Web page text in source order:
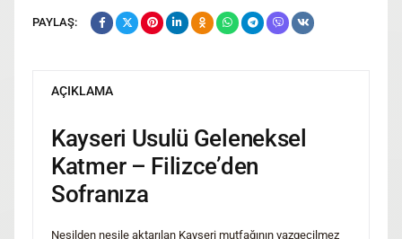
PAYLAŞ:
AÇIKLAMA
Kayseri Usulü Geleneksel
Katmer – Filizce’den
Sofranıza
Nesilden nesile aktarılan Kayseri mutfağının vazgeçilmez